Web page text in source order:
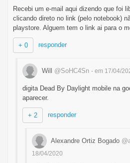
Recebi um e-mail aqui dizendo que foi
clicando direto no link (pelo notebook)
playstore. Alguem tem o link ai para o
+ 0 responder
Will @SoHC4Sn - em 17/04/
digita Dead By Daylight mobile na
aparecer.
+ 2 responder
Alexandre Ortiz Bogado
18/04/2020